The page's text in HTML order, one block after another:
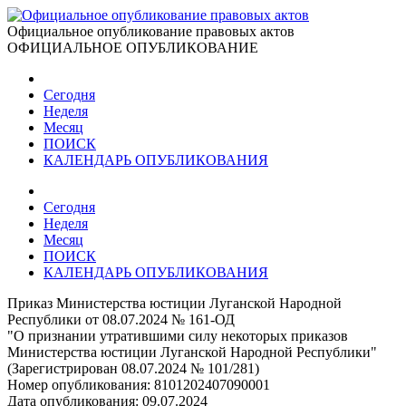
Официальное опубликование правовых актов
ОФИЦИАЛЬНОЕ ОПУБЛИКОВАНИЕ
Сегодня
Неделя
Месяц
ПОИСК
КАЛЕНДАРЬ ОПУБЛИКОВАНИЯ
Сегодня
Неделя
Месяц
ПОИСК
КАЛЕНДАРЬ ОПУБЛИКОВАНИЯ
Приказ Министерства юстиции Луганской Народной
Республики от 08.07.2024 № 161-ОД
"О признании утратившими силу некоторых приказов
Министерства юстиции Луганской Народной Республики"
(Зарегистрирован 08.07.2024 № 101/281)
Номер опубликования: 8101202407090001
Дата опубликования: 09.07.2024